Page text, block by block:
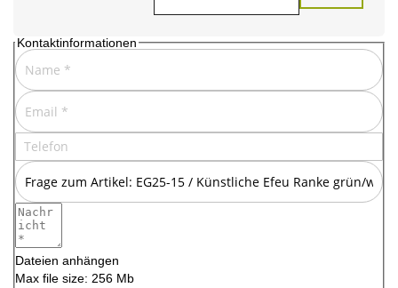
Kontaktinformationen
Dateien anhängen
Max file size: 256 Mb